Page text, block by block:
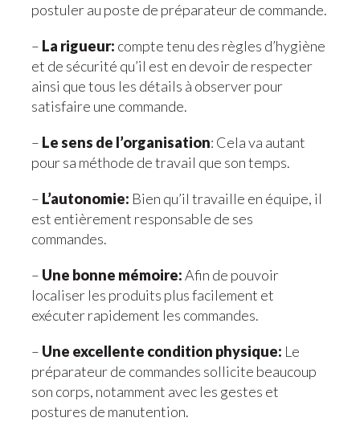
postuler au poste de préparateur de commande.
– La rigueur: compte tenu des règles d’hygiène
et de sécurité qu’il est en devoir de respecter
ainsi que tous les détails à observer pour
satisfaire une commande.
– Le sens de l’organisation: Cela va autant
pour sa méthode de travail que son temps.
– L’autonomie: Bien qu’il travaille en équipe, il
est entièrement responsable de ses
commandes.
– Une bonne mémoire:Afin de pouvoir
localiser les produits plus facilement et
exécuter rapidement les commandes.
– Une excellente condition physique: Le
préparateur de commandes sollicite beaucoup
son corps, notamment avec les gestes et
postures de manutention.